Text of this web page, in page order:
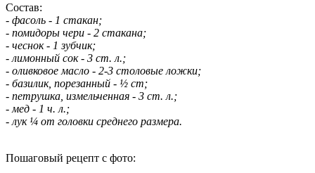
Состав:
- фасоль - 1 стакан;
- помидоры чери - 2 стакана;
- чеснок - 1 зубчик;
- лимонный сок - 3 ст. л.;
- оливковое масло - 2-3 столовые ложки;
- базилик, порезанный - ½ ст;
- петрушка, измельченная - 3 ст. л.;
- мед - 1 ч. л.;
- лук ¼ от головки среднего размера.
Пошаговый рецепт с фото: